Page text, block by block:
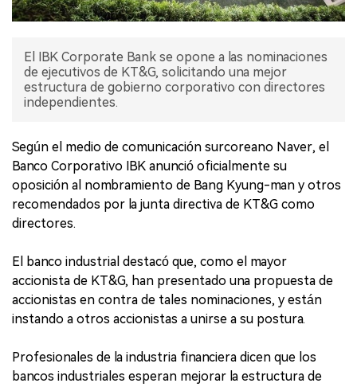
El IBK Corporate Bank se opone a las nominaciones
de ejecutivos de KT&G, solicitando una mejor
estructura de gobierno corporativo con directores
independientes.
Según el medio de comunicación surcoreano Naver, el
Banco Corporativo IBK anunció oficialmente su
oposición al nombramiento de Bang Kyung-man y otros
recomendados por la junta directiva de KT&G como
directores.
El banco industrial destacó que, como el mayor
accionista de KT&G, han presentado una propuesta de
accionistas en contra de tales nominaciones, y están
instando a otros accionistas a unirse a su postura.
Profesionales de la industria financiera dicen que los
bancos industriales esperan mejorar la estructura de